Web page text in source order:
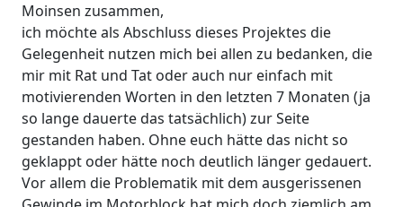
Moinsen zusammen,
ich möchte als Abschluss dieses Projektes die
Gelegenheit nutzen mich bei allen zu bedanken, die
mir mit Rat und Tat oder auch nur einfach mit
motivierenden Worten in den letzten 7 Monaten (ja
so lange dauerte das tatsächlich) zur Seite
gestanden haben. Ohne euch hätte das nicht so
geklappt oder hätte noch deutlich länger gedauert.
Vor allem die Problematik mit dem ausgerissenen